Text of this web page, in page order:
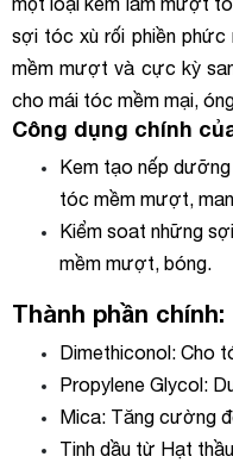
sợi tóc xù rối phiền phức
mềm mượt và cực kỳ
cho mái tóc mềm mại,
Công dụng chính
Kem tạo nếp
tóc mềm mượt,
Kiểm soat những
mềm mượt, bóng.
Thành phần chính:
Dimethiconol: Cho
Propylene Glycol:
Mica: Tăng cường
Tinh dầu từ Hạt